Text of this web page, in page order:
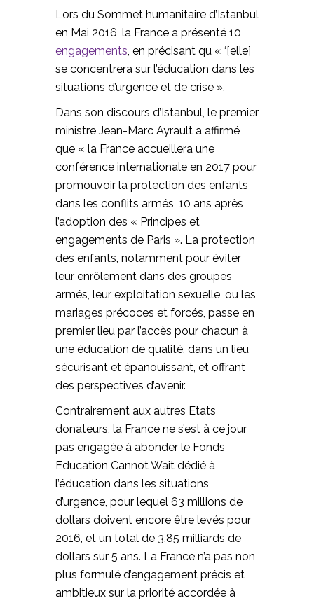
Lors du Sommet humanitaire d’Istanbul
en Mai 2016, la France a présenté 10
engagements, en précisant qu « ‘[elle]
se concentrera sur l’éducation dans les
situations d’urgence et de crise ».
Dans son discours d’Istanbul, le premier
ministre Jean-Marc Ayrault a affirmé
que « la France accueillera une
conférence internationale en 2017 pour
promouvoir la protection des enfants
dans les conflits armés, 10 ans après
l’adoption des « Principes et
engagements de Paris ». La protection
des enfants, notamment pour éviter
leur enrôlement dans des groupes
armés, leur exploitation sexuelle, ou les
mariages précoces et forcés, passe en
premier lieu par l’accès pour chacun à
une éducation de qualité, dans un lieu
sécurisant et épanouissant, et offrant
des perspectives d’avenir.
Contrairement aux autres Etats
donateurs, la France ne s’est à ce jour
pas engagée à abonder le Fonds
Education Cannot Wait dédié à
l’éducation dans les situations
d’urgence, pour lequel 63 millions de
dollars doivent encore être levés pour
2016, et un total de 3,85 milliards de
dollars sur 5 ans. La France n’a pas non
plus formulé d’engagement précis et
ambitieux sur la priorité accordée à